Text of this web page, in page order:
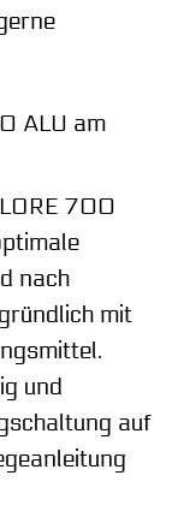
ALU am
700
nach
mit
und
auf